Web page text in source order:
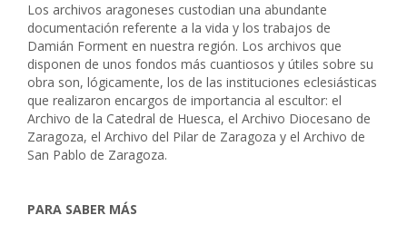
Los archivos aragoneses custodian una abundante
documentación referente a la vida y los trabajos de
Damián Forment en nuestra región. Los archivos que
disponen de unos fondos más cuantiosos y útiles sobre su
obra son, lógicamente, los de las instituciones eclesiásticas
que realizaron encargos de importancia al escultor: el
Archivo de la Catedral de Huesca, el Archivo Diocesano de
Zaragoza, el Archivo del Pilar de Zaragoza y el Archivo de
San Pablo de Zaragoza.
PARA SABER MÁS